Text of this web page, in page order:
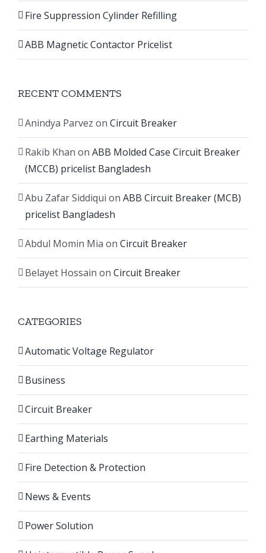
Fire Suppression Cylinder Refilling
ABB Magnetic Contactor Pricelist
RECENT COMMENTS
Anindya Parvez on Circuit Breaker
Rakib Khan on ABB Molded Case Circuit Breaker
(MCCB) pricelist Bangladesh
Abu Zafar Siddiqui on ABB Circuit Breaker (MCB)
pricelist Bangladesh
Abdul Momin Mia on Circuit Breaker
Belayet Hossain on Circuit Breaker
CATEGORIES
Automatic Voltage Regulator
Business
Circuit Breaker
Earthing Materials
Fire Detection & Protection
News & Events
Power Solution